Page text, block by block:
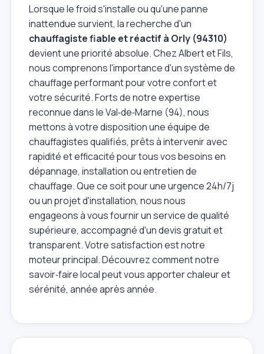
Lorsque le froid s'installe ou qu'une panne
inattendue survient, la recherche d'un
chauffagiste fiable et réactif à Orly (94310)
devient une priorité absolue. Chez Albert et Fils,
nous comprenons l'importance d'un système de
chauffage performant pour votre confort et
votre sécurité. Forts de notre expertise
reconnue dans le Val‑de‑Marne (94), nous
mettons à votre disposition une équipe de
chauffagistes qualifiés, prêts à intervenir avec
rapidité et efficacité pour tous vos besoins en
dépannage, installation ou entretien de
chauffage. Que ce soit pour une urgence 24h/7j
ou un projet d'installation, nous nous
engageons à vous fournir un service de qualité
supérieure, accompagné d'un devis gratuit et
transparent. Votre satisfaction est notre
moteur principal. Découvrez comment notre
savoir‑faire local peut vous apporter chaleur et
sérénité, année après année.